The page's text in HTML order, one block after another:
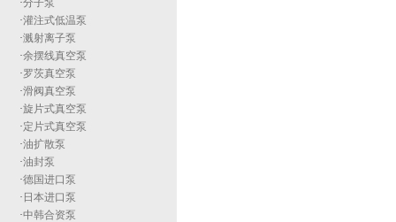
·分子泵
·灌注式低温泵
·溅射离子泵
·余摆线真空泵
·罗茨真空泵
·滑阀真空泵
·旋片式真空泵
·定片式真空泵
·油扩散泵
·油封泵
·德国进口泵
· 日本进口泵
·中韩合资泵